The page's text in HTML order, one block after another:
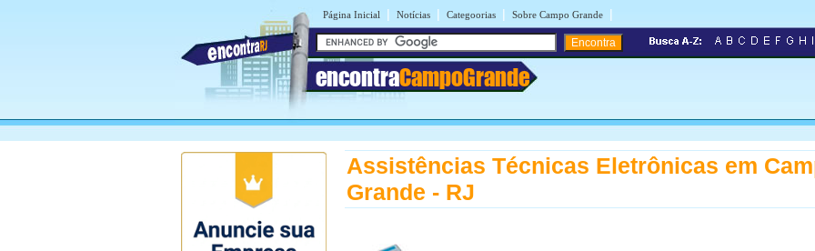
Página Inicial | Notícias | Categoorias | Sobre Campo Grande |
encontraCampoGrande
Assistências Técnicas Eletrônicas em
Grande - RJ